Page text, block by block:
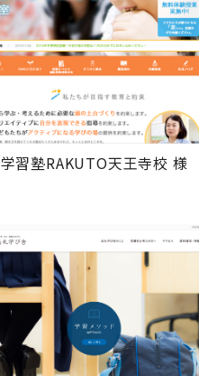
学習塾RAKUTO天王寺校 様